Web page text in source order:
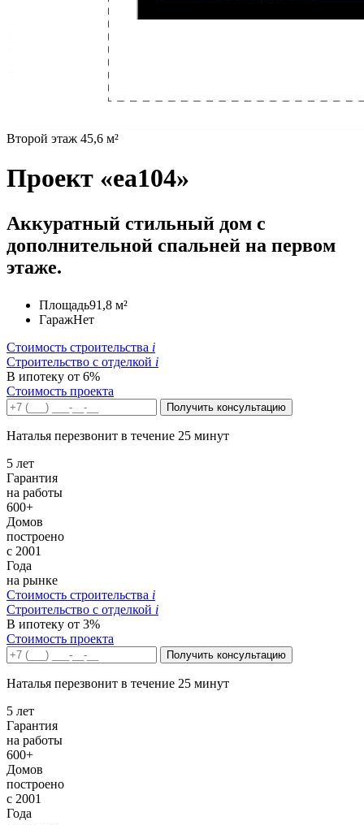
Второй этаж 45,6 м²
Проект «ea104»
Аккуратный стильный дом с
дополнительной спальней на первом
этаже.
Площадь91,8 м²
ГаражНет
Стоимость строительства i
Строительство c отделкой i
В ипотеку от 6%
Стоимость проекта
Получить консультацию
Наталья перезвонит в течение 25 минут
5 лет
Гарантия
на работы
600+
Домов
построено
с 2001
Года
на рынке
Стоимость строительства i
Строительство c отделкой i
В ипотеку от 3%
Стоимость проекта
Получить консультацию
Наталья перезвонит в течение 25 минут
5 лет
Гарантия
на работы
600+
Домов
построено
с 2001
Года